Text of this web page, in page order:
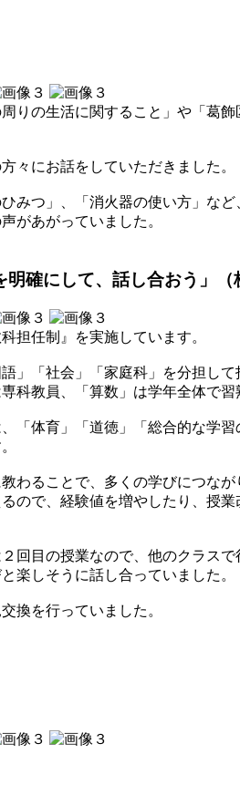
りの生活に関すること」や「葛
々にお話をしていただきました。
みつ」、「消火器の使い方」な
があがっていました。
明確にして、話し合おう」
担任制』を実施しています。
」「社会」「家庭科」を分担し
科教員、「算数」は学年全体で
「体育」「道徳」「総合的な学
わることで、多くの学びにつなが
ので、経験値を増やしたり、授
回目の授業なので、他のクラス
楽しそうに話し合っていました。
換を行っていました。